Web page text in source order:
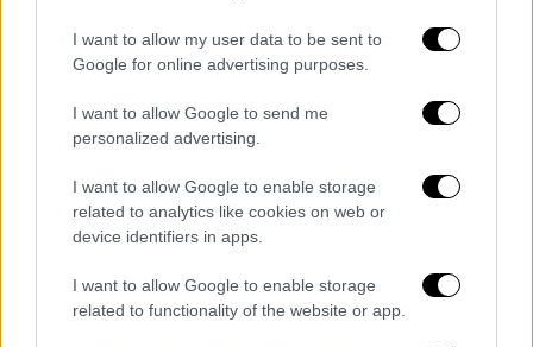
I want to allow my user data to be sent to
Google for online advertising purposes.
I want to allow Google to send me
personalized advertising.
I want to allow Google to enable storage
related to analytics like cookies on web or
device identifiers in apps.
I want to allow Google to enable storage
related to functionality of the website or app.
video